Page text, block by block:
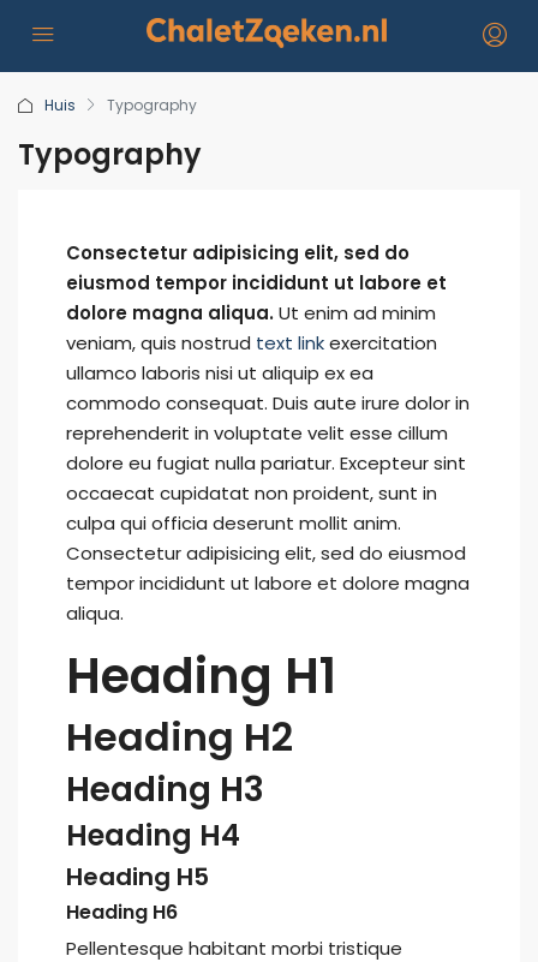
Huis Typography
Typography
Consectetur adipisicing elit, sed do
eiusmod tempor incididunt ut labore et
dolore magna aliqua.Ut enim ad minim
veniam, quis nostrud text linkexercitation
ullamco laboris nisi ut aliquip ex ea
commodo consequat. Duis aute irure dolor in
reprehenderit in voluptate velit esse cillum
dolore eu fugiat nulla pariatur. Excepteur sint
occaecat cupidatat non proident, sunt in
culpa qui officia deserunt mollit anim.
Consectetur adipisicing elit, sed do eiusmod
tempor incididunt ut labore et dolore magna
aliqua.
Heading H1
Heading H2
Heading H3
Heading H4
Heading H5
Heading H6
Pellentesque habitant morbi tristique